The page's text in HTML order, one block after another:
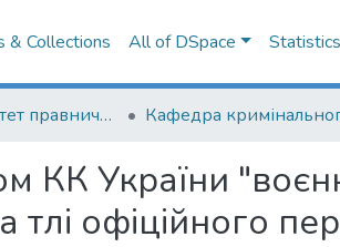
& Collections All of DSpace Statistics
004. Факультет правничих наук
КК України
тлі офіційного